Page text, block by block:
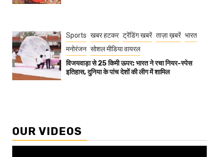
Sports खबर हटकर ट्रेंडिंग खबरें ताज़ा ख़बरें भारत
मनोरंजन सोशल मीडिया वायरल
विजयवाड़ा से 25 किमी ऊपर: भारत ने रचा नियर-स्पेस
इतिहास, दुनिया के पांच देशों की लीग में शामिल
OUR VIDEOS